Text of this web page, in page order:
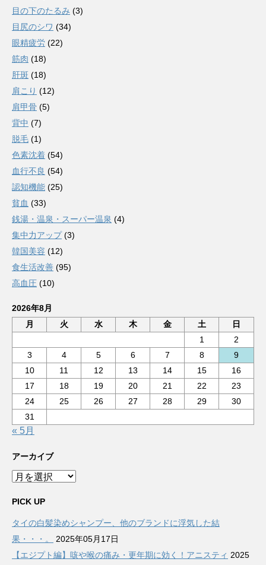
目の下のたるみ (3)
目尻のシワ (34)
眼精疲労 (22)
筋肉 (18)
肝斑 (18)
肩こり (12)
肩甲骨 (5)
背中 (7)
脱毛 (1)
色素沈着 (54)
血行不良 (54)
認知機能 (25)
貧血 (33)
銭湯・温泉・スーパー温泉 (4)
集中力アップ(3)
韓国美容 (12)
食生活改善 (95)
高血圧 (10)
2026年8月
月
火 水 木 金 土
日
1
2
3
4 5 6 7 8
9
10
11 12 13 14 15
16
17
18 19 20 21 22
23
24
25 26 27 28 29
30
31
« 5月
アーカイブ
ア
カ
ブ
PICK UP
タイの白髪染めシャンプー、他のブランドに浮気した結
果・・・。
2025年05月17日
【エジプト編】咳や喉の痛み・更年期に効く！アニスティ 2025